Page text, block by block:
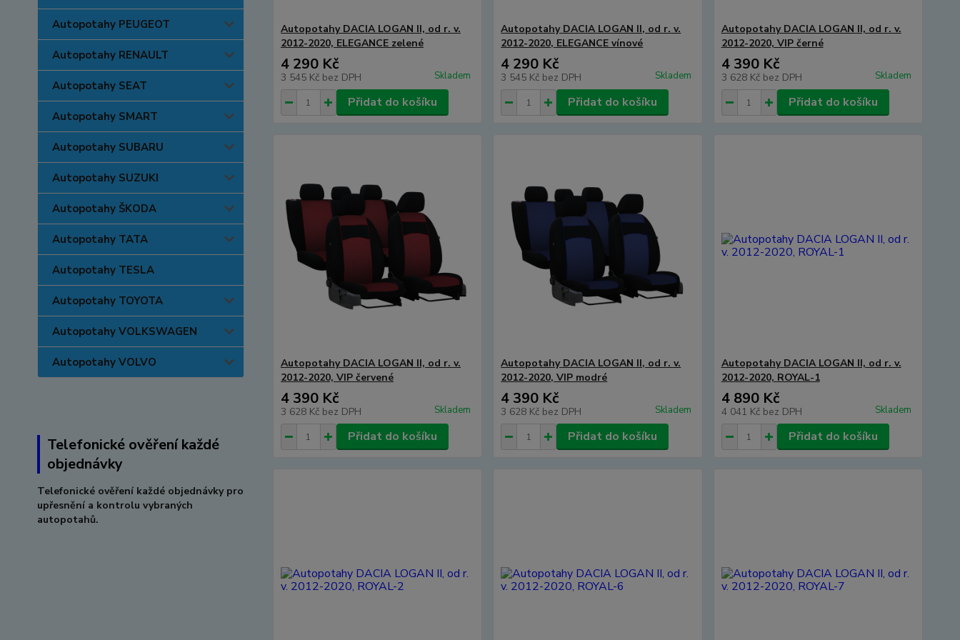
Autopotahy PEUGEOT
Autopotahy RENAULT
Autopotahy SEAT
Autopotahy SMART
Autopotahy SUBARU
Autopotahy SUZUKI
Autopotahy ŠKODA
Autopotahy TATA
Autopotahy TESLA
Autopotahy TOYOTA
Autopotahy VOLKSWAGEN
Autopotahy VOLVO
Telefonické ověření každé
objednávky
Telefonické ověření každé objednávky pro
upřesnění a kontrolu vybraných
autopotahů.
Autopotahy DACIA LOGAN II, od r. v.
2012-2020, ELEGANCE zelené
4 290 Kč
3 545 Kč bez DPH Skladem
Přidat do košíku
Autopotahy DACIA LOGAN II, od r. v.
2012-2020, ELEGANCE vínové
4 290 Kč
3 545 Kč bez DPH Skladem
Přidat do košíku
Autopotahy DACIA LOGAN II, od r. v.
2012-2020, VIP černé
4 390 Kč
3 628 Kč bez DPH Skladem
Přidat do košíku
Autopotahy DACIA LOGAN II, od r. v.
2012-2020, VIP červené
4 390 Kč
3 628 Kč bez DPH Skladem
Přidat do košíku
Autopotahy DACIA LOGAN II, od r. v.
2012-2020, VIP modré
4 390 Kč
3 628 Kč bez DPH Skladem
Přidat do košíku
Autopotahy DACIA LOGAN II, od r. v.
2012-2020, ROYAL-1
4 890 Kč
4 041 Kč bez DPH Skladem
Přidat do košíku